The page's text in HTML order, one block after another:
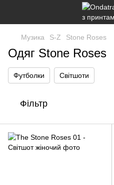
Музика S-Z Stone Roses
Одяг Stone Roses
Футболки Світшоти
Фільтр